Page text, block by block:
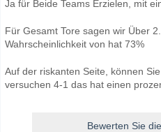
Ja für Beide Teams Erzielen, mit
Für Gesamt Tore sagen wir Über
Wahrscheinlichkeit von hat 73%
Auf der riskanten Seite, können
versuchen 4-1 das hat einen
Bewerten Sie